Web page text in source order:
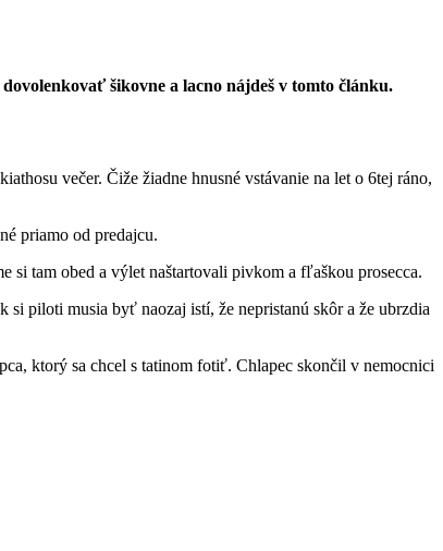
šikovne a lacno nájdeš v tomto článku.
večer. Čiže žiadne hnusné vstávanie na let o 6tej ráno,
priamo od predajcu.
si tam obed a výlet naštartovali pivkom a fľaškou prosecca.
si piloti musia byť naozaj istí, že nepristanú skôr a že ubrzdia
ktorý sa chcel s tatinom fotiť. Chlapec skončil v nemocnici